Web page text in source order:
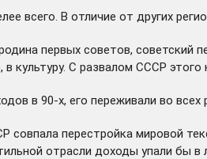
всего. В отличие от других
первых советов, советский
культуру. С развалом СССР этого
в 90-х, его переживали во всех
перестройка мировой
отрасли доходы упали бы в